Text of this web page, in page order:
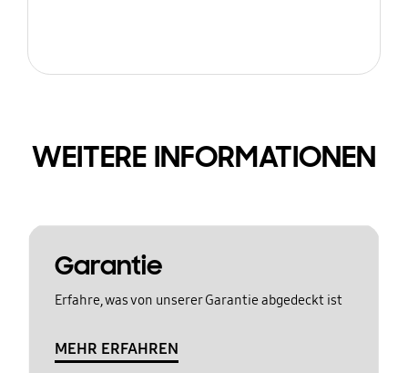
WEITERE INFORMATIONEN
Garantie
Erfahre, was von unserer Garantie abgedeckt ist
MEHR ERFAHREN